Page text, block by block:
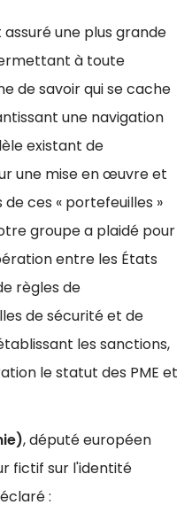
une plus grande
à toute
de savoir qui se cache
une navigation
existant de
une mise en œuvre et
ces « portefeuilles »
groupe a plaidé pour
entre les États
règles de
de sécurité et de
les sanctions,
le statut des PME et
, député européen
fictif sur l'identité
: